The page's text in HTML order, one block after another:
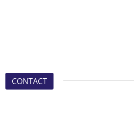
CONTACT